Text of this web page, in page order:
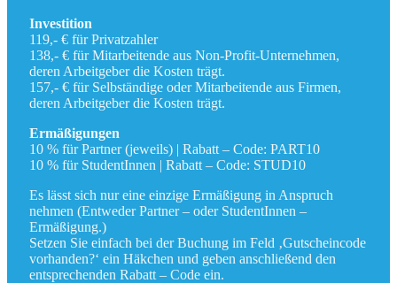
Investition
119,- € für Privatzahler
138,- € für Mitarbeitende aus Non-Profit-Unternehmen,
deren Arbeitgeber die Kosten trägt.
157,- € für Selbständige oder Mitarbeitende aus Firmen,
deren Arbeitgeber die Kosten trägt.
Ermäßigungen
10 % für Partner (jeweils) | Rabatt – Code: PART10
10 % für StudentInnen | Rabatt – Code: STUD10
Es lässt sich nur eine einzige Ermäßigung in Anspruch
nehmen (Entweder Partner – oder StudentInnen –
Ermäßigung.)
Setzen Sie einfach bei der Buchung im Feld ‚Gutscheincode
vorhanden?‘ ein Häkchen und geben anschließend den
entsprechenden Rabatt – Code ein.